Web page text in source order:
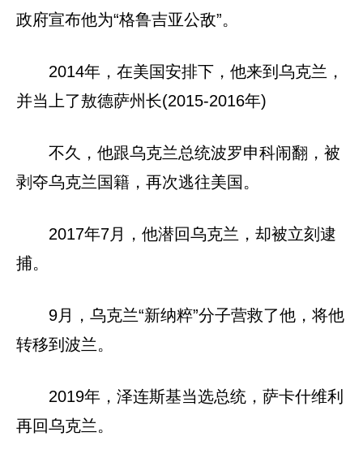
政府宣布他为“格鲁吉亚公敌”。
2014年，在美国安排下，他来到乌克兰，
并当上了敖德萨州长(2015-2016年)
不久，他跟乌克兰总统波罗申科闹翻，被
剥夺乌克兰国籍，再次逃往美国。
2017年7月，他潜回乌克兰，却被立刻逮
捕。
9月，乌克兰“新纳粹”分子营救了他，将他
转移到波兰。
2019年，泽连斯基当选总统，萨卡什维利
再回乌克兰。